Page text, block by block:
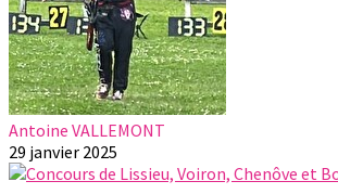
Antoine VALLEMONT
29 janvier 2025